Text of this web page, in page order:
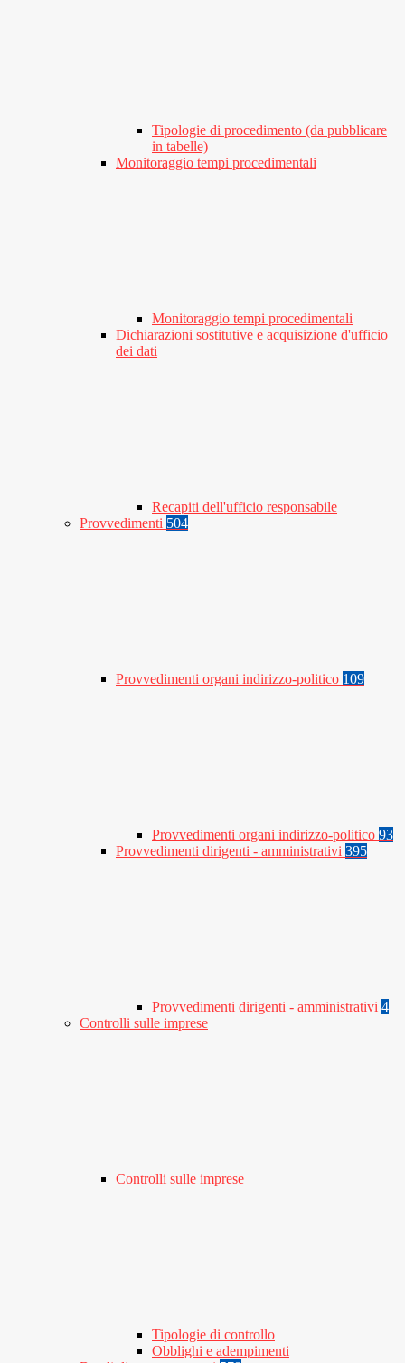
Tipologie di procedimento (da pubblicare
in tabelle)
Monitoraggio tempi procedimentali
Monitoraggio tempi procedimentali
Dichiarazioni sostitutive e acquisizione d'ufficio
dei dati
Recapiti dell'ufficio responsabile
Provvedimenti 504
Provvedimenti organi indirizzo-politico 109
Provvedimenti organi indirizzo-politico 93
Provvedimenti dirigenti - amministrativi 395
Provvedimenti dirigenti - amministrativi 4
Controlli sulle imprese
Controlli sulle imprese
Tipologie di controllo
Obblighi e adempimenti